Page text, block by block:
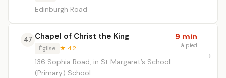
Edinburgh Road
47 Chapel of Christ the King
Église ★ 4.2
136 Sophia Road, in St Margaret’s School
(Primary) School
9 min
à pied